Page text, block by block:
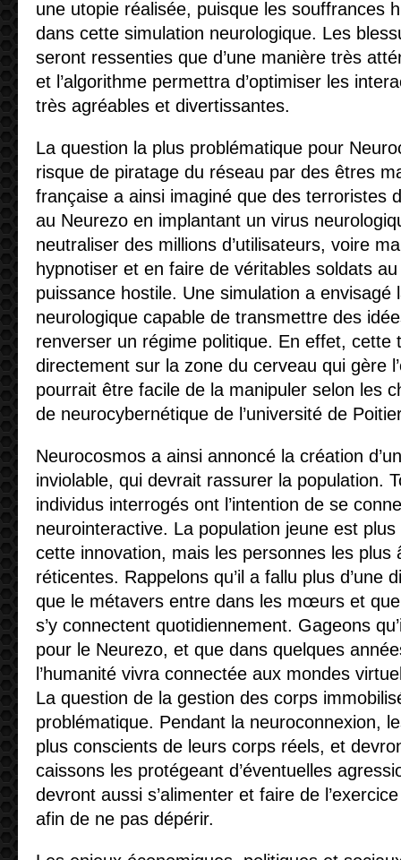
une utopie réalisée, puisque les souffrances
dans cette simulation neurologique. Les
seront ressenties que d’une manière très
et l’algorithme permettra d’optimiser les
très agréables et divertissantes.
La question la plus problématique pour
risque de piratage du réseau par des êtres
française a ainsi imaginé que des terroristes
au Neurezo en implantant un virus
neutraliser des millions d’utilisateurs, voire
hypnotiser et en faire de véritables soldats au
puissance hostile. Une simulation a envisagé
neurologique capable de transmettre des
renverser un régime politique. En effet, cette
directement sur la zone du cerveau qui gère
pourrait être facile de la manipuler selon les
de neurocybernétique de l’université de
Neurocosmos a ainsi annoncé la création
inviolable, qui devrait rassurer la population.
individus interrogés ont l’intention de se
neurointeractive. La population jeune est
cette innovation, mais les personnes les plus
réticentes. Rappelons qu’il a fallu plus d’une
que le métavers entre dans les mœurs et que
s’y connectent quotidiennement. Gageons
pour le Neurezo, et que dans quelques
l’humanité vivra connectée aux mondes
La question de la gestion des corps
problématique. Pendant la neuroconnexion,
plus conscients de leurs corps réels, et
caissons les protégeant d’éventuelles
devront aussi s’alimenter et faire de
afin de ne pas dépérir.